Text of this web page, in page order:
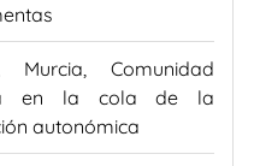
Comunidad
en la cola de la
autonómica